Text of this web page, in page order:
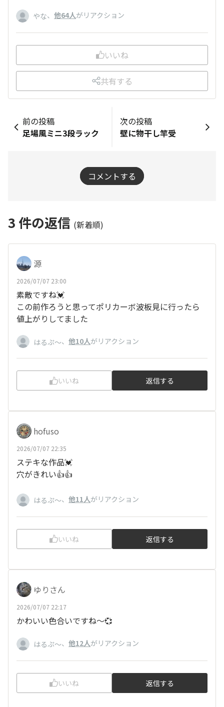
やな、 他64人がリアクション
いいね
共有する
前の投稿
足場風ミニ3段ラック
次の投稿
壁に物干し竿受
コメントする
3 件の返信 (新着順)
源
2026/07/07 23:00
素敵ですね💓
この前作ろうと思ってポリカーボ波板見に行ったら
値上がりしてました
はるぷ〜、 他10人がリアクション
いいね 返信する
hofuso
2026/07/07 22:35
ステキな作品💓
穴がきれい👍👍
はるぷ〜、 他11人がリアクション
いいね 返信する
ゆりさん
2026/07/07 22:17
かわいい色合いですね～💞
はるぷ〜、 他12人がリアクション
いいね 返信する